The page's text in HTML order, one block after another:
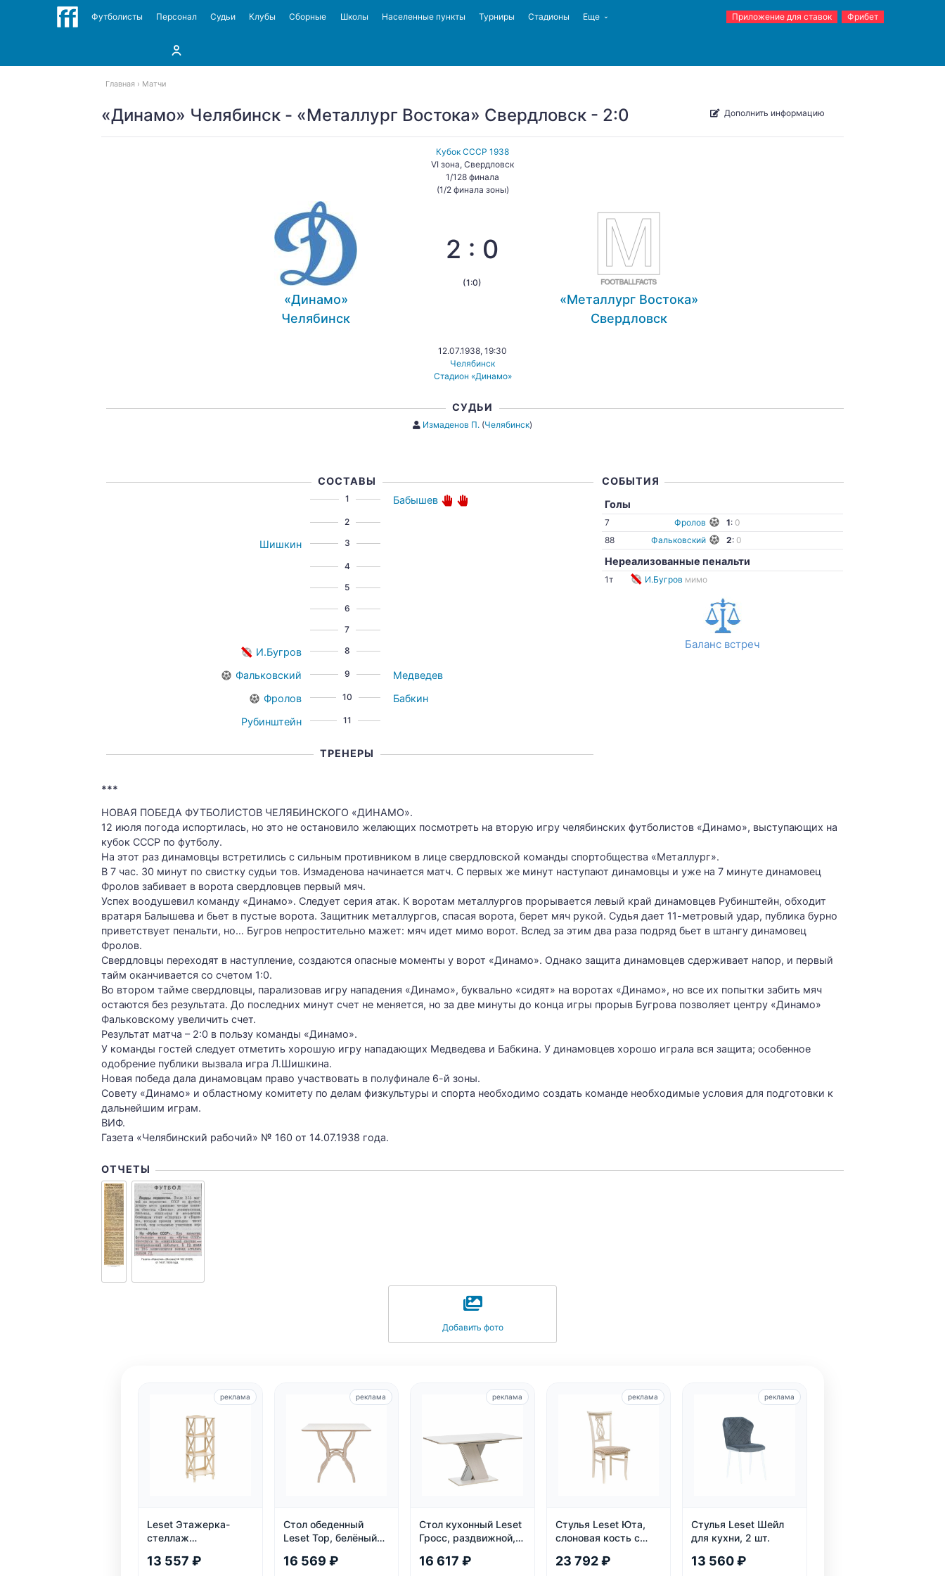
Футболисты Персонал Судьи Клубы Сборные Школы Населенные пункты Турниры Стадионы Еще Приложение для ставок Фрибет
Главная Матчи
«Динамо» Челябинск - «Металлург Востока» Свердловск - 2:0 Дополнить информацию
Кубок СССР 1938
VI зона, Свердловск
1/128 финала
(1/2 финала зоны)
«Динамо»
Челябинск
2 : 0
(1:0)
«Металлург Востока»
Свердловск
12.07.1938, 19:30
Челябинск
Стадион «Динамо»
СУДЬИ
Измаденов П. (Челябинск)
СОСТАВЫ
1 Бабышев
2
Шишкин 3
4
5
6
7
И.Бугров 8
Фальковский 9
Медведев
Фролов
10
Бабкин
Рубинштейн
11
ТРЕНЕРЫ
СОБЫТИЯ
Голы
7 Фролов 1: 0
88
Фальковский 2: 0
Нереализованные пенальти
1т И.Бугров мимо
Баланс встреч
***
НОВАЯ ПОБЕДА ФУТБОЛИСТОВ ЧЕЛЯБИНСКОГО «ДИНАМО».
12 июля погода испортилась, но это не остановило желающих посмотреть на вторую игру челябинских футболистов «Динамо», выступающих на
кубок СССР по футболу.
На этот раз динамовцы встретились с сильным противником в лице свердловской команды спортобщества «Металлург».
В 7 час. 30 минут по свистку судьи тов. Измаденова начинается матч. С первых же минут наступают динамовцы и уже на 7 минуте динамовец
Фролов забивает в ворота свердловцев первый мяч.
Успех воодушевил команду «Динамо». Следует серия атак. К воротам металлургов прорывается левый край динамовцев Рубинштейн, обходит
вратаря Балышева и бьет в пустые ворота. Защитник металлургов, спасая ворота, берет мяч рукой. Судья дает 11-метровый удар, публика бурно
приветствует пенальти, но… Бугров непростительно мажет: мяч идет мимо ворот. Вслед за этим два раза подряд бьет в штангу динамовец
Фролов.
Свердловцы переходят в наступление, создаются опасные моменты у ворот «Динамо». Однако защита динамовцев сдерживает напор, и первый
тайм оканчивается со счетом 1:0.
Во втором тайме свердловцы, парализовав игру нападения «Динамо», буквально «сидят» на воротах «Динамо», но все их попытки забить мяч
остаются без результата. До последних минут счет не меняется, но за две минуты до конца игры прорыв Бугрова позволяет центру «Динамо»
Фальковскому увеличить счет.
Результат матча – 2:0 в пользу команды «Динамо».
У команды гостей следует отметить хорошую игру нападающих Медведева и Бабкина. У динамовцев хорошо играла вся защита; особенное
одобрение публики вызвала игра Л.Шишкина.
Новая победа дала динамовцам право участвовать в полуфинале 6-й зоны.
Совету «Динамо» и областному комитету по делам физкультуры и спорта необходимо создать команде необходимые условия для подготовки к
дальнейшим играм.
ВИФ.
Газета «Челябинский рабочий» № 160 от 14.07.1938 года.
ОТЧЕТЫ
Добавить фото
Leset Этажерка-
стеллаж
шампань
13 557 ₽
реклама
Стол обеденный
Leset Тор, белёный
16 569 ₽
реклама
Стол кухонный Leset
Гросс, раздвижной,
16 617 ₽
реклама
Стулья Leset Юта,
слоновая кость с
23 792 ₽
реклама
Стулья Leset Шейл
для кухни, 2 шт.
13 560 ₽
реклама